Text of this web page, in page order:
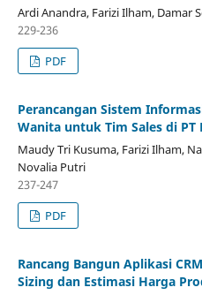
Ardi Anandra, Farizi Ilham, Damar
229-236
PDF
Perancangan Sistem
Wanita untuk Tim Sales di PT
Maudy Tri Kusuma, Farizi Ilham,
Novalia Putri
237-247
PDF
Rancang Bangun Aplikasi
Sizing dan Estimasi Harga